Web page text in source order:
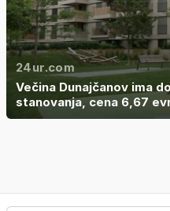
24ur.com
Večina Dunajčanov ima
stanovanja, cena 6,67